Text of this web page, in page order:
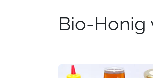
Bio-Honig